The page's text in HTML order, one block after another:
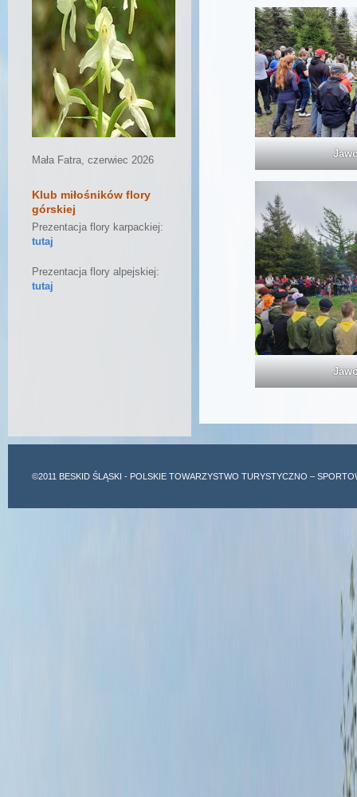
Mała Fatra, czerwiec 2026
Klub miłośników flory
górskiej
Prezentacja flory karpackiej:
tutaj
Prezentacja flory alpejskiej:
tutaj
©2011 BESKID ŚLĄSKI - POLSKIE TOWARZYSTWO TURYSTYCZNO –